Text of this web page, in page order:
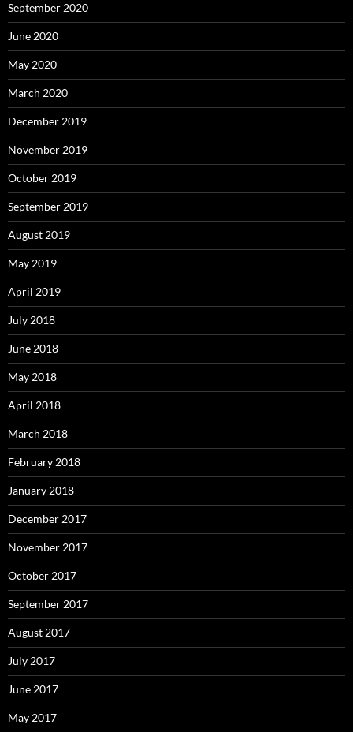
September 2020
June 2020
May 2020
March 2020
December 2019
November 2019
October 2019
September 2019
August 2019
May 2019
April 2019
July 2018
June 2018
May 2018
April 2018
March 2018
February 2018
January 2018
December 2017
November 2017
October 2017
September 2017
August 2017
July 2017
June 2017
May 2017